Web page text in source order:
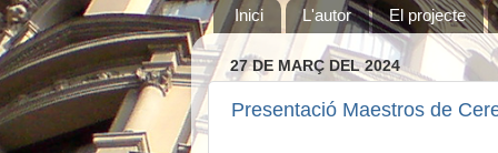
Inici L'autor El projecte
27 DE MARÇ DEL 2024
Presentació Maestros de